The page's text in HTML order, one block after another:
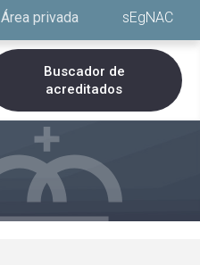
Área privada sEgNAC
Buscador de
acreditados